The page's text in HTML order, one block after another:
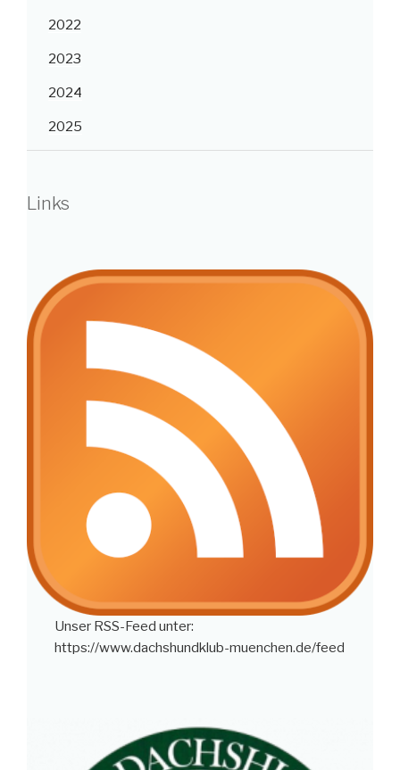
2022
2023
2024
2025
Links
Unser RSS-Feed unter:
https://www.dachshundklub-muenchen.de/feed